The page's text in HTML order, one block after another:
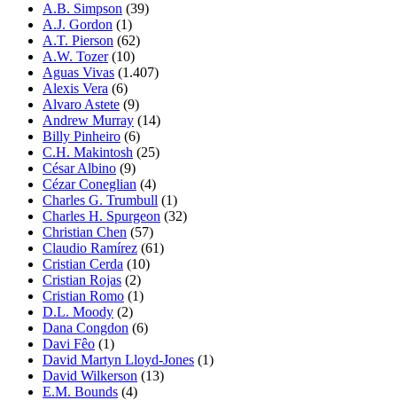
A.B. Simpson (39)
A.J. Gordon (1)
A.T. Pierson (62)
A.W. Tozer(10)
Aguas Vivas (1.407)
Alexis Vera (6)
Alvaro Astete (9)
Andrew Murray (14)
Billy Pinheiro (6)
C.H. Makintosh (25)
César Albino (9)
Cézar Coneglian (4)
Charles G. Trumbull (1)
Charles H. Spurgeon (32)
Christian Chen (57)
Claudio Ramírez (61)
Cristian Cerda (10)
Cristian Rojas (2)
Cristian Romo (1)
D.L. Moody (2)
Dana Congdon (6)
Davi Fêo (1)
David Martyn Lloyd-Jones (1)
David Wilkerson (13)
E.M. Bounds (4)